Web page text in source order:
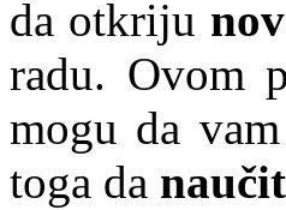
da otkriju
radu. Ovom
mogu da
toga da